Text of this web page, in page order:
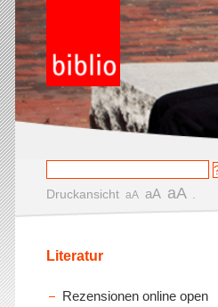
Druckansicht aA aA aA
Literatur
Rezensionen online open